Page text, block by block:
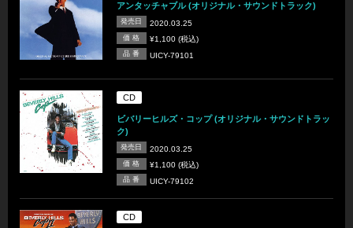
アンタッチャブル (オリジナル・サウンドトラック)
発売日 2020.03.25
価 格 ¥1,100 (税込)
品 番 UICY-79101
CD
ビバリーヒルズ・コップ (オリジナル・サウンドトラッ
ク)
発売日 2020.03.25
価 格 ¥1,100 (税込)
品 番 UICY-79102
CD